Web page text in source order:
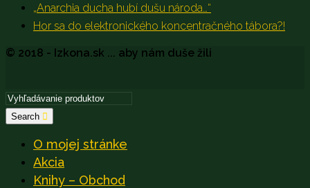
„Anarchia ducha hubí dušu národa…“
Hor sa do elektronického koncentračného tábora?!
© 2018 - Izkona.sk ... aby nám duše žili
Search
O mojej stránke
Akcia
Knihy – Obchod